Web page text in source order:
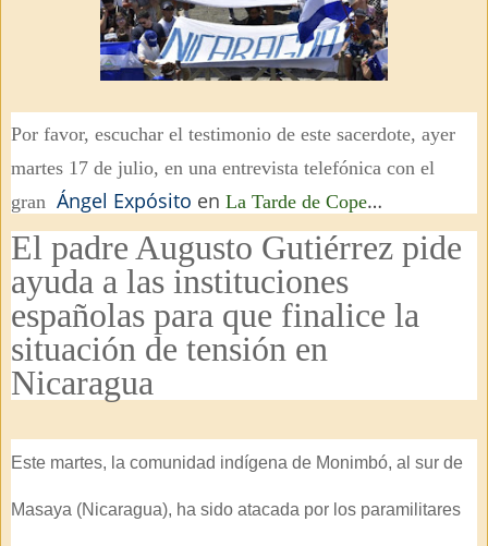
Por favor, escuchar el testimonio de este sacerdote, ayer
martes 17 de julio, en una entrevista telefónica con el
gran Ángel Expósito en La Tarde de Cope…
El padre Augusto Gutiérrez pide
ayuda a las instituciones
españolas para que finalice la
situación de tensión en
Nicaragua
Este martes, la comunidad indígena de Monimbó, al sur de
Masaya (Nicaragua), ha sido atacada por los paramilitares